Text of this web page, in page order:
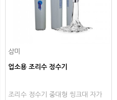
삼미
업소용 조리수 정수기
조리수 정수기 중대형 씽크대 자가